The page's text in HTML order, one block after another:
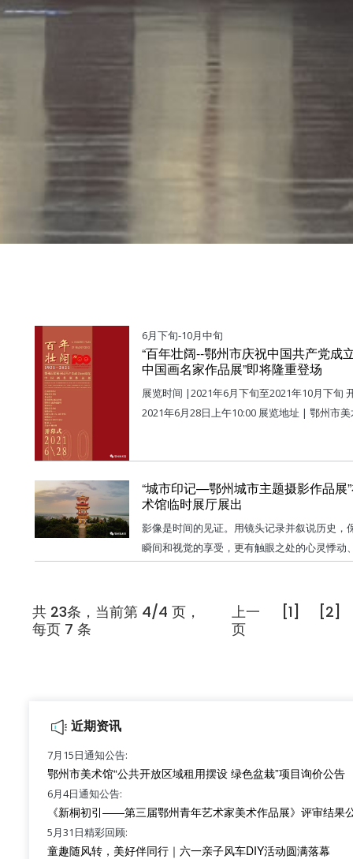
6月下旬-10月中旬
“百年壮阔--鄂州市庆祝中国共产党成
中国画名家作品展”即将隆重登场
展览时间 |2021年6月下旬至2021年10月下旬 开幕时间 |
2021年6月28日上午10:00 展览地址 | 鄂州市美术馆5层2号
展览前言 一百年前，一艘红船承载着民族希望，从嘉兴南
湖驶出，穿越了饱经磨砺...
“城市印记—鄂州城市主题摄影作品展
术馆临时展厅展出
影像是时间的见证。用镜头记录并叙说历史，
瞬间和视觉的享受，更有触眼之处的心灵悸动
社会发展。这些痕迹聚合在一起，就是城市的印记
历史都是当代史，所有的今天就是明天。 新中国成立后，
共 23条，当前第 4/4 页，
每页 7 条
上一
页
[1] [2]
近期资讯
7月15日通知公告:
鄂州市美术馆“公共开放区域租用摆设 绿色盆栽”项目询价公告
6月4日通知公告:
《新桐初引——第三届鄂州青年艺术家美术作品展》评审结果
5月31日精彩回顾:
童趣随风转，美好伴同行｜六一亲子风车DIY活动圆满落幕